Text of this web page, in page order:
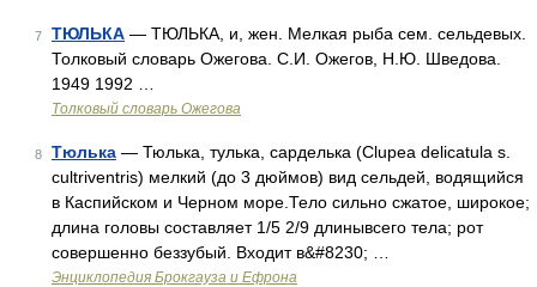
7 ТЮЛЬКА — ТЮЛЬКА, и, жен. Мелкая рыба сем. сельдевых.
Толковый словарь Ожегова. С.И. Ожегов, Н.Ю. Шведова.
1949 1992 …
Толковый словарь Ожегова
8 Тюлька — Тюлька, тулька, сарделька (Clupea delicatula s.
cultriventris) мелкий (до 3 дюймов) вид сельдей, водящийся
в Каспийском и Черном море.Тело сильно сжатое, широкое;
длина головы составляет 1/5 2/9 длинывсего тела; рот
совершенно беззубый. Входит в&#8230; …
Энциклопедия Брокгауза и Ефрона